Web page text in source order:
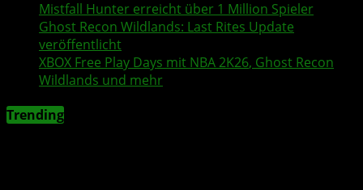
Mistfall Hunter erreicht über 1 Million Spieler
Ghost Recon Wildlands: Last Rites Update
veröffentlicht
XBOX Free Play Days mit NBA 2K26, Ghost Recon
Wildlands und mehr
Trending